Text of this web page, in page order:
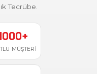
Tecrübe.
MÜŞTERI